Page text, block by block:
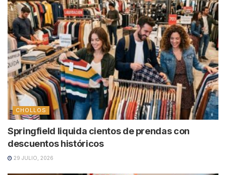
CHOLLOS
Springfield liquida cientos de prendas con
descuentos históricos
29 JULIO, 2026